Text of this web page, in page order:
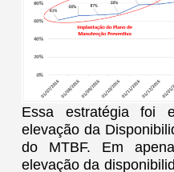
Essa estratégia foi
elevação da
do MTBF. Em
elevação da